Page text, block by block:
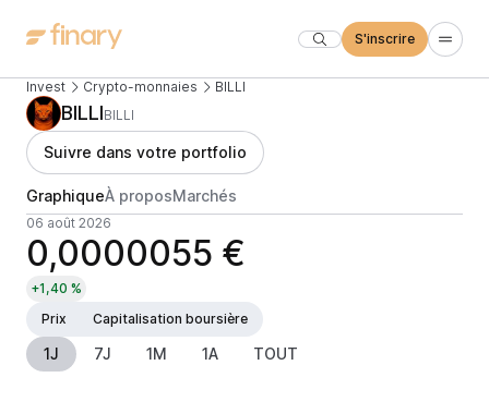
S'inscrire
Invest Crypto-monnaies BILLI
BILLIBILLI
Suivre dans votre portfolio
GraphiqueÀ proposMarchés
06 août 2026
0,0000055 €
+1,40 %
Prix
Capitalisation boursière
1J 7J 1M 1A TOUT